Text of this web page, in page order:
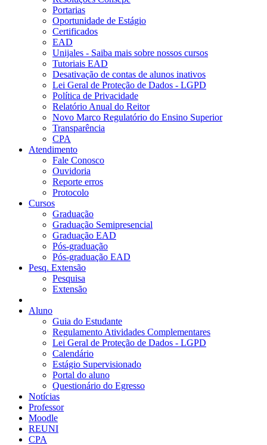
Portarias
Oportunidade de Estágio
Certificados
EAD
Unijales - Saiba mais sobre nossos cursos
Tutoriais EAD
Desativação de contas de alunos inativos
Lei Geral de Proteção de Dados - LGPD
Política de Privacidade
Relatório Anual do Reitor
Novo Marco Regulatório do Ensino Superior
Transparência
CPA
Atendimento
Fale Conosco
Ouvidoria
Reporte erros
Protocolo
Cursos
Graduação
Graduação Semipresencial
Graduação EAD
Pós-graduação
Pós-graduação EAD
Pesq. Extensão
Pesquisa
Extensão
Aluno
Guia do Estudante
Regulamento Atividades Complementares
Lei Geral de Proteção de Dados - LGPD
Calendário
Estágio Supervisionado
Portal do aluno
Questionário do Egresso
Notícias
Professor
Moodle
REUNI
CPA